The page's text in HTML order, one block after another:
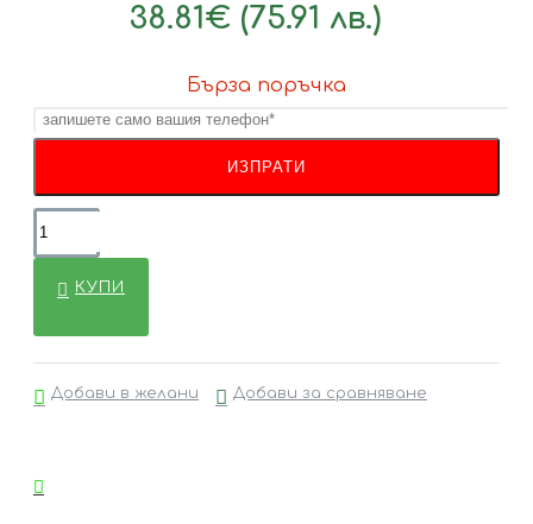
38.81€ (75.91 лв.)
Бърза поръчка
КУПИ
Добави в желани Добави за сравняване